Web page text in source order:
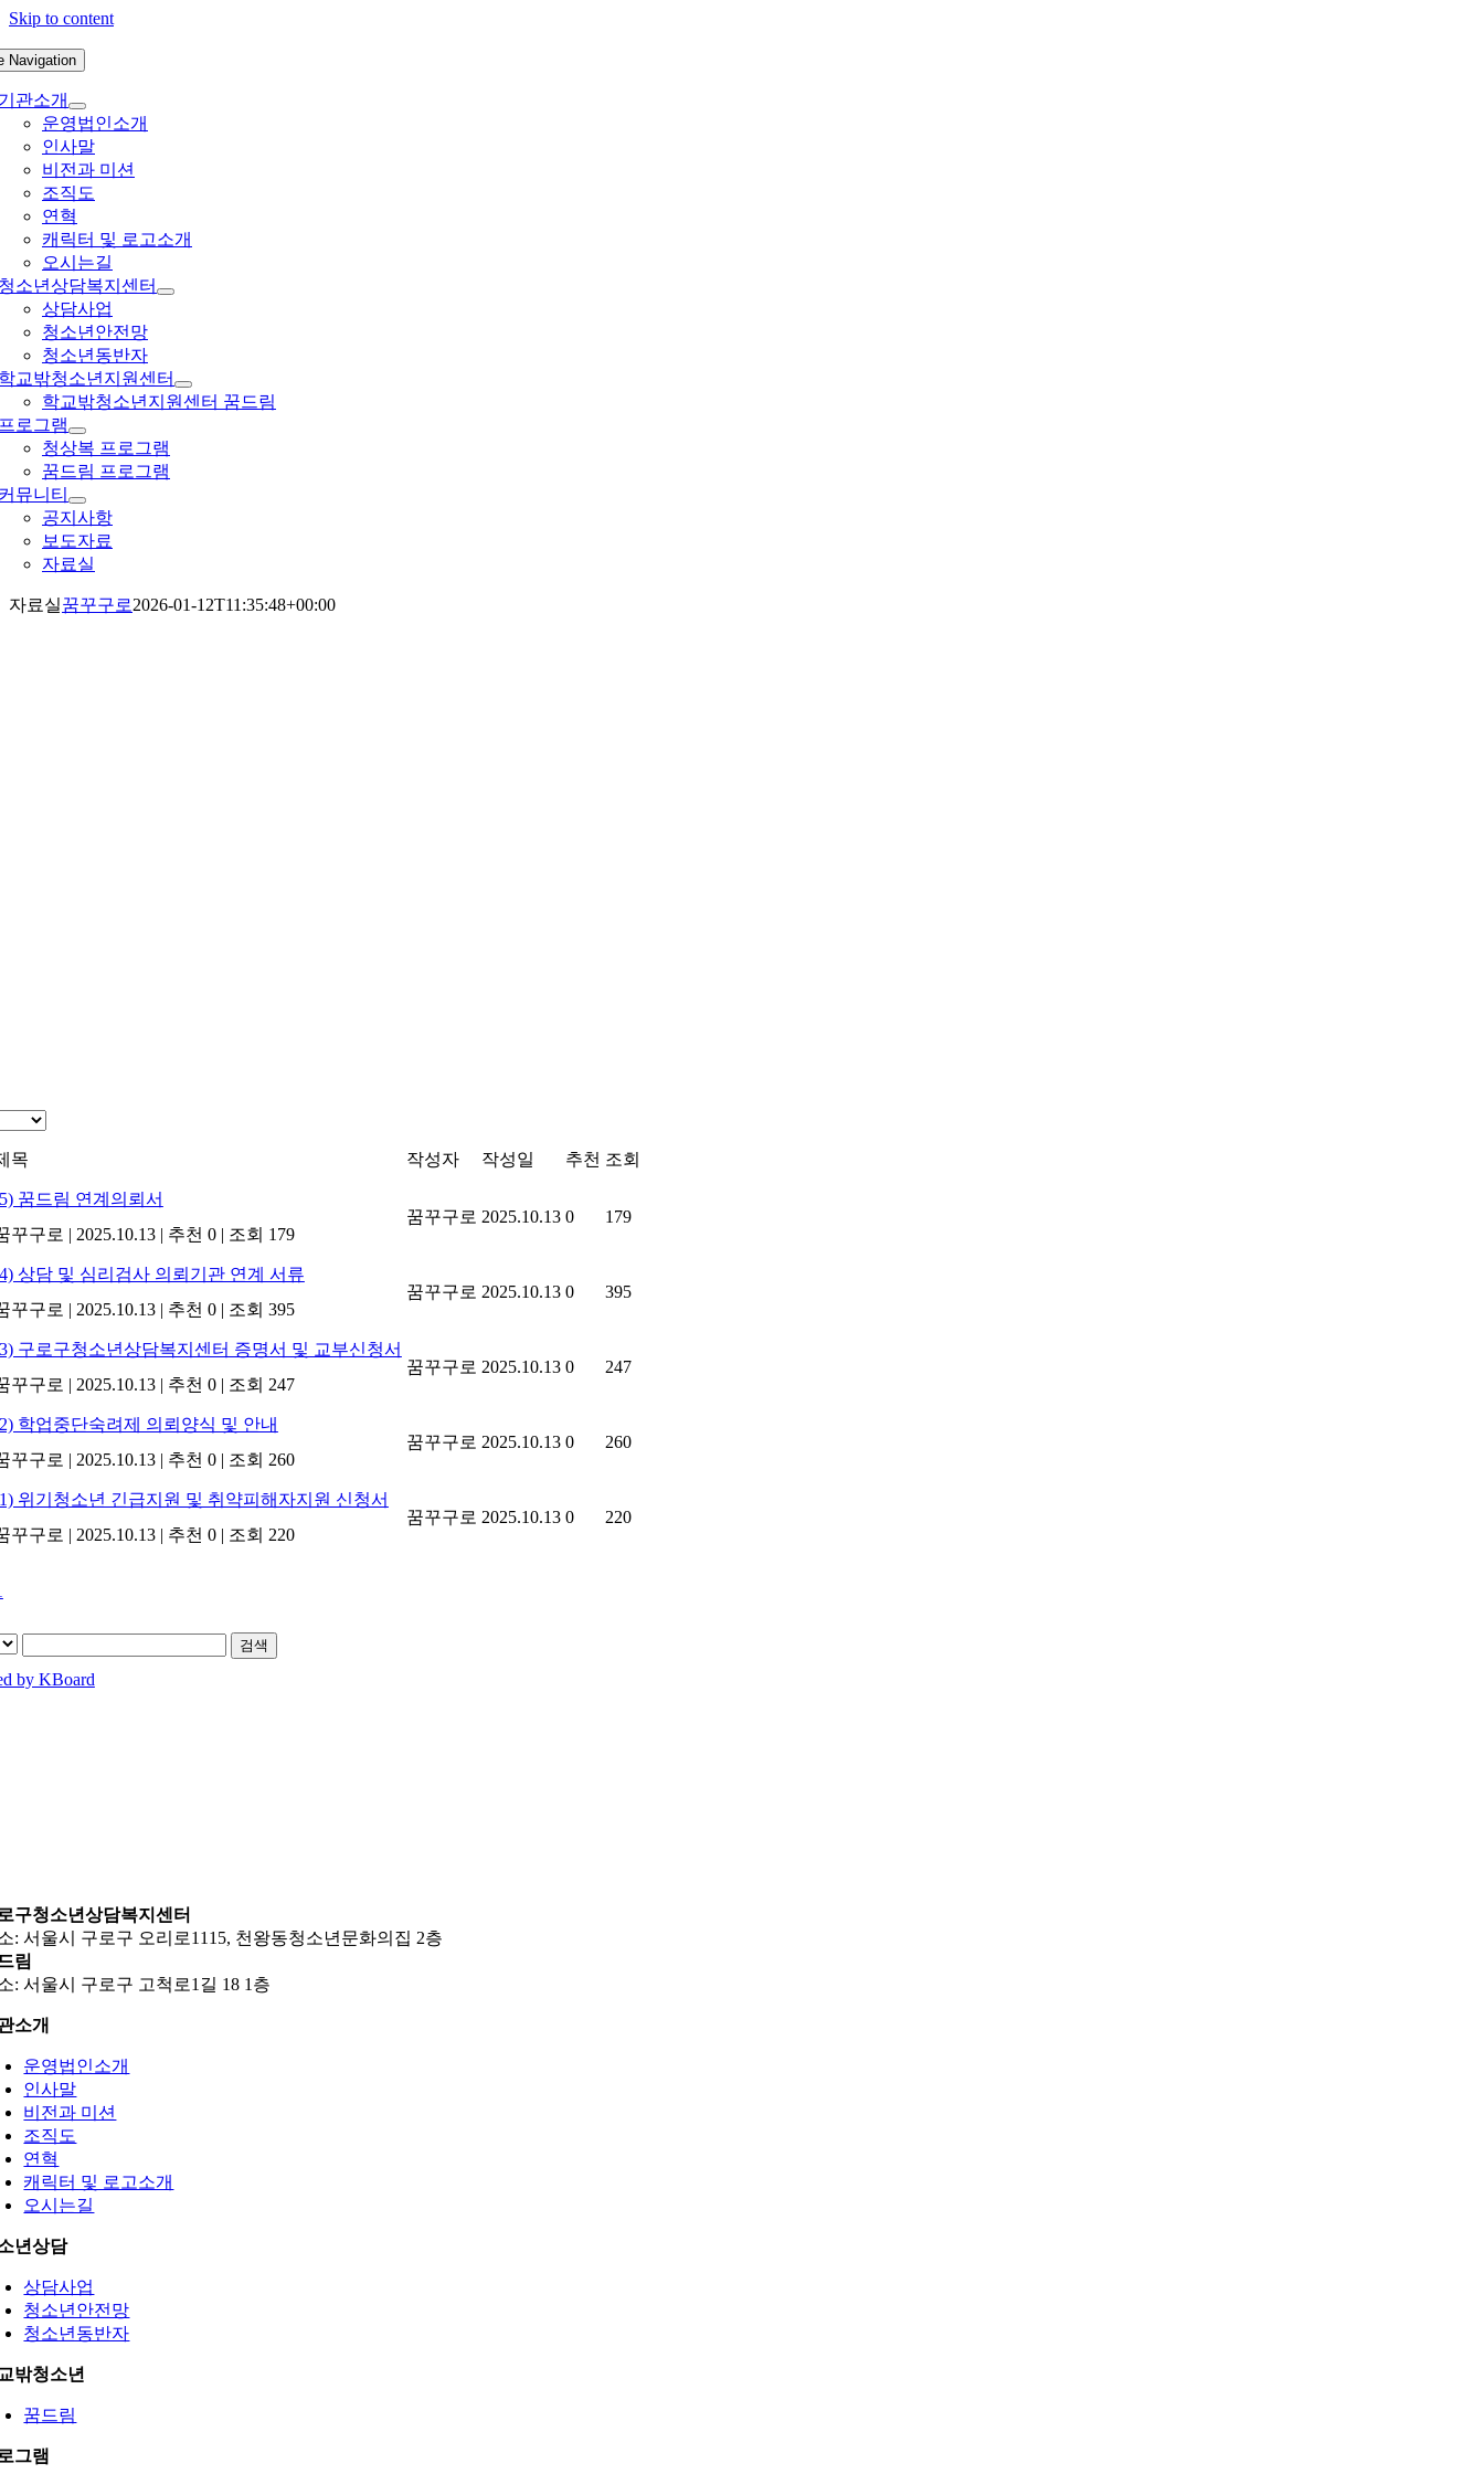
Skip to content
Navigation
관소개
운영법인소개
인사말
비전과 미션
조직도
연혁
캐릭터 및 로고소개
오시는길
소년상담복지센터
상담사업
청소년안전망
청소년동반자
교밖청소년지원센터
학교밖청소년지원센터 꿈드림
로그램
청상복 프로그램
꿈드림 프로그램
뮤니티
공지사항
보도자료
자료실
자료실꿈꾸구로2026-01-12T11:35:48+00:00
목 작성자 작성일 추천 조회
꿈드림 연계의뢰서
꾸구로 | 2025.10.13 | 추천 0 | 조회 179
꿈꾸구로 2025.10.13 0 179
상담 및 심리검사 의뢰기관 연계 서류
꾸구로 | 2025.10.13 | 추천 0 | 조회 395
꿈꾸구로 2025.10.13 0 395
구로구청소년상담복지센터 증명서 및 교부신청서
꾸구로 | 2025.10.13 | 추천 0 | 조회 247
꿈꾸구로 2025.10.13 0 247
학업중단숙려제 의뢰양식 및 안내
꾸구로 | 2025.10.13 | 추천 0 | 조회 260
꿈꾸구로 2025.10.13 0 260
위기청소년 긴급지원 및 취약피해자지원 신청서
꾸구로 | 2025.10.13 | 추천 0 | 조회 220
꿈꾸구로 2025.10.13 0 220
검색
by KBoard
구청소년상담복지센터
: 서울시 구로구 오리로1115, 천왕동청소년문화의집 2층
림
: 서울시 구로구 고척로1길 18 1층
소개
운영법인소개
인사말
비전과 미션
조직도
연혁
캐릭터 및 로고소개
오시는길
년상담
상담사업
청소년안전망
청소년동반자
밖청소년
꿈드림
그램